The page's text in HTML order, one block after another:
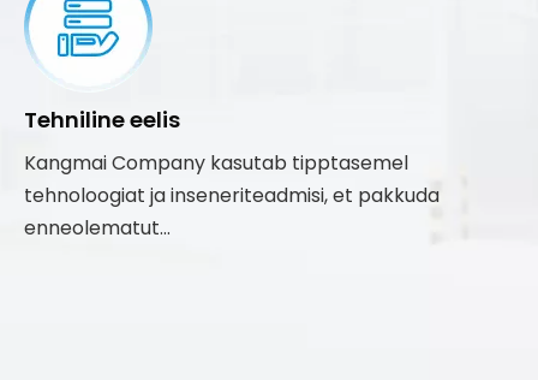
Tehniline eelis
Kangmai Company kasutab tipptasemel
tehnoloogiat ja inseneriteadmisi, et pakkuda
enneolematut...